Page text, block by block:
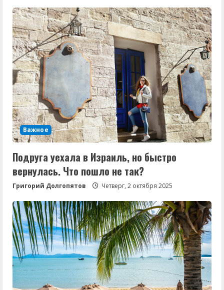
Важное
Подруга уехала в Израиль, но быстро
вернулась. Что пошло не так?
Григорий Долгопятов Четверг, 2 октября 2025